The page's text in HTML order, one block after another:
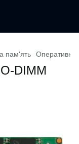
пам'ять Оперативна
DIMM